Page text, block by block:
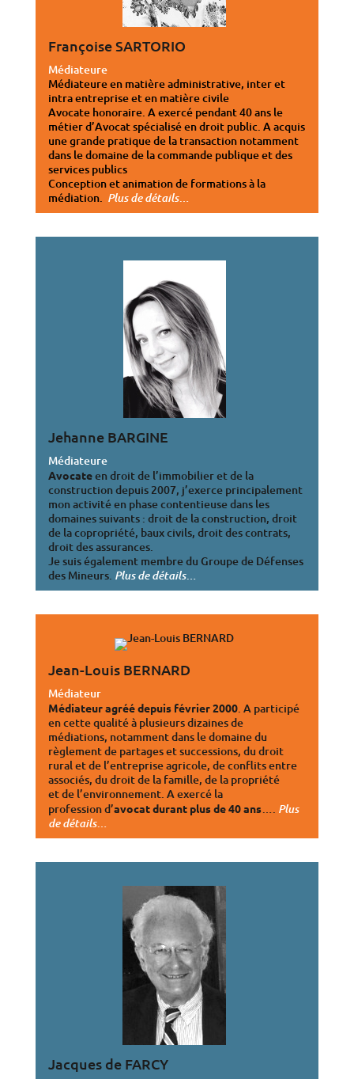
Françoise SARTORIO
Médiateure
Médiateure en matière administrative, inter et
intra entreprise et en matière civile
Avocate honoraire. A exercé pendant 40 ans le
métier d’Avocat spécialisé en droit public. A acquis
une grande pratique de la transaction notamment
dans le domaine de la commande publique et des
services publics
Conception et animation de formations à la
médiation. Plus de détails…
Jehanne BARGINE
Médiateure
Avocateen droit de l’immobilier et de la
construction depuis 2007, j’exerce principalement
mon activité en phase contentieuse dans les
domaines suivants : droit de la construction, droit
de la copropriété, baux civils, droit des contrats,
droit des assurances.
Je suis également membre du Groupe de Défenses
des Mineurs. Plus de détails…
Jean-Louis BERNARD
Médiateur
Médiateur agréé depuis février 2000. A participé
en cette qualité à plusieurs dizaines de
médiations, notamment dans le domaine du
règlement de partages et successions, du droit
rural et de l’entreprise agricole, de conflits entre
associés, du droit de la famille, de la propriété
et de l’environnement. A exercé la
profession d’avocat durant plus de 40 ans…. Plus
de détails…
Jacques de FARCY